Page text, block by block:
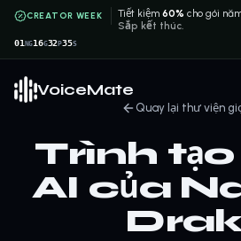
CREATOR WEEK Tiết kiệm60% cho gói
Sắp kết thúc.
01NG16G32P35S
VoiceMate
Quay lại thư viện
Trình tạo
AI của